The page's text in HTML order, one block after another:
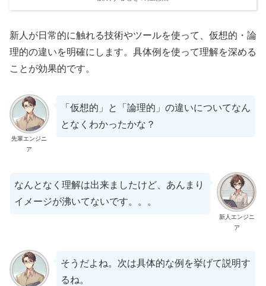
新人が日常的に触れる技術やツールを使って、仮想的・論
理的の違いを明確にします。具体例を使って理解を深める
ことが効果的です。
先輩エンジニ
ア
「仮想的」と「論理的」の違いについてなん
となくわかったかな？
新人エンジニ
ア
なんとなく理解は出来ましたけど、あんまり
イメージが沸いてないです。。。
そうだよね。次は具体的な例を挙げて説明す
るね。